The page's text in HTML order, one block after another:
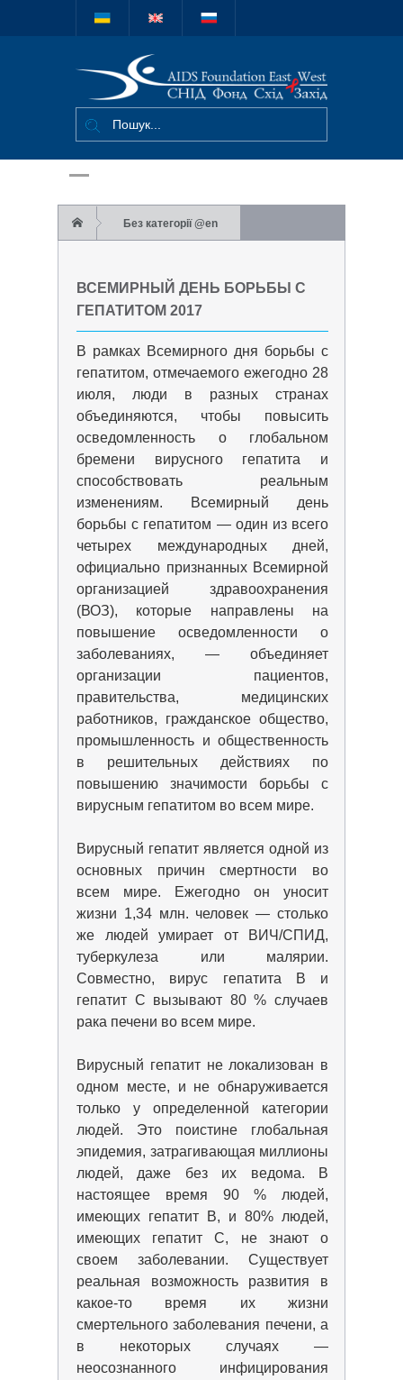
Міжнародний
благодійний
фонд "СНІД
Захід"
Без категорії @en
ВСЕМИРНЫЙ ДЕНЬ БОРЬБЫ С
ГЕПАТИТОМ 2017
В рамках Всемирного дня борьбы с
гепатитом, отмечаемого ежегодно 28
июля, люди в разных странах
объединяются, чтобы повысить
осведомленность о глобальном
бремени вирусного гепатита и
способствовать реальным
изменениям. Всемирный день
борьбы с гепатитом — один из всего
четырех международных дней,
официально признанных Всемирной
организацией здравоохранения
(ВОЗ), которые направлены на
повышение осведомленности о
заболеваниях, — объединяет
организации пациентов,
правительства, медицинских
работников, гражданское общество,
промышленность и общественность
в решительных действиях по
повышению значимости борьбы с
вирусным гепатитом во всем мире.
Вирусный гепатит является одной из
основных причин смертности во
всем мире. Ежегодно он уносит
жизни 1,34 млн. человек — столько
же людей умирает от ВИЧ/СПИД,
туберкулеза или малярии.
Совместно, вирус гепатита В и
гепатит С вызывают 80 % случаев
рака печени во всем мире.
Вирусный гепатит не локализован в
одном месте, и не обнаруживается
только у определенной категории
людей. Это поистине глобальная
эпидемия, затрагивающая миллионы
людей, даже без их ведома. В
настоящее время 90 % людей,
имеющих гепатит В, и 80% людей,
имеющих гепатит С, не знают о
своем заболевании. Существует
реальная возможность развития в
какое-то время их жизни
смертельного заболевания печени, а
в некоторых случаях —
неосознанного инфицирования